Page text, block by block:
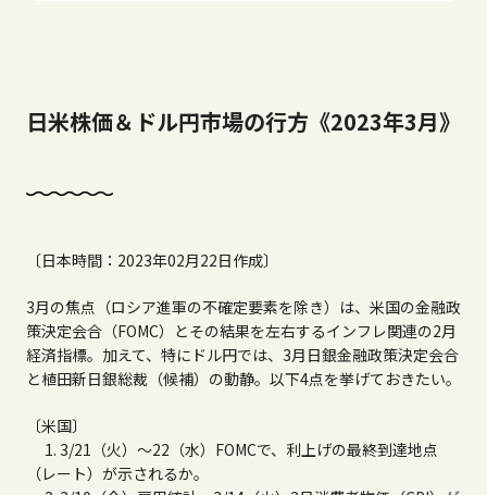
日米株価＆ドル円市場の行方《2023年3月》
〔日本時間： 2023年02月22日作成〕
3月の焦点（ロシア進軍の不確定要素を除き）は、米国の金融政
策決定会合（FOMC）とその結果を左右するインフレ関連の2月
経済指標。加えて、特にドル円では、 3月日銀金融政策決定会合
と植田新日銀総裁（候補）の動静。以下4点を挙げておきたい。
〔米国〕
1. 3/21 （火）～22 （水） FOMCで、利上げの最終到達地点
（レート）が示されるか。